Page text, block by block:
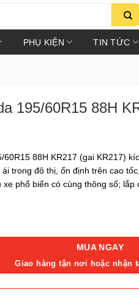
PHỤ KIỆN TIN TỨC
195/60R15 88H
60R15 88H KR217 (gai KR217)
trong đô thị, ổn định trên cao
xe phổ biến có cùng thông số;
MUA NGAY
Giao hàng tận nơi hoặc nhận